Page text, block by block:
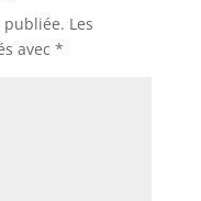
publiée. Les
avec *